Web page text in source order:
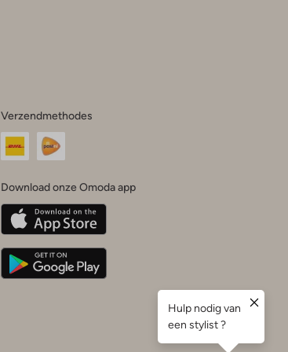
Verzendmethodes
Download onze Omoda app